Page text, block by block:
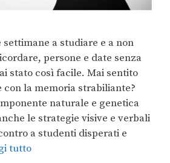
settimane a studiare e a non
persone e date senza
stato così facile. Mai sentito
con la memoria strabiliante?
naturale e genetica
le strategie visive e verbali
a studenti disperati e
tutto